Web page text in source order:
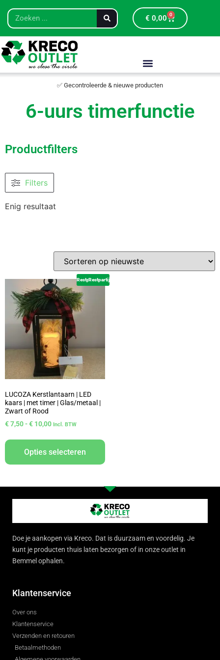
€ 0,00 0
✅ Gecontroleerde & nieuwe producten
6-uurs timerfunctie
Productfilters
Filters
Enig resultaat
RestpartijRestpartij
LUCOZA Kerstlantaarn | LED
kaars | met timer | Glas/metaal |
Zwart of Rood
€7,50-€ 10,00 Incl. BTW
Opties selecteren
Doe je aankopen via Kreco. Dat is duurzaam en voordelig. Je
kunt je producten thuis laten bezorgen of in onze outlet in
Bemmel ophalen.
Klantenservice
Over ons
Klantenservice
Verzenden en retouren
Betaalmethoden